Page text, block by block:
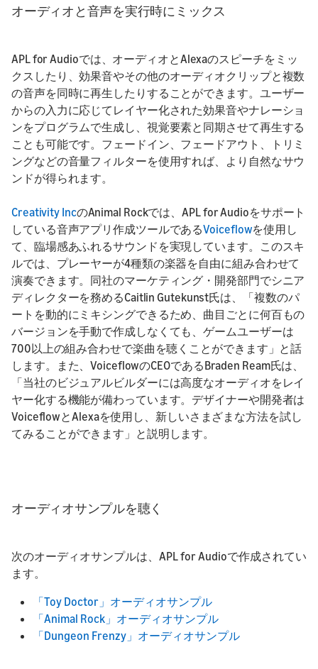
オーディオと音声を実行時にミックス
APL for Audioでは、オーディオとAlexaのスピーチをミッ
クスしたり、効果音やその他のオーディオクリップと複数
の音声を同時に再生したりすることができます。ユーザー
からの入力に応じてレイヤー化された効果音やナレーショ
ンをプログラムで生成し、視覚要素と同期させて再生する
ことも可能です。フェードイン、フェードアウト、トリミ
ングなどの音量フィルターを使用すれば、より自然なサウ
ンドが得られます。
Creativity IncのAnimal Rockでは、APL for Audioをサポート
している音声アプリ作成ツールであるVoiceflowを使用し
て、臨場感あふれるサウンドを実現しています。このスキ
ルでは、プレーヤーが4種類の楽器を自由に組み合わせて
演奏できます。同社のマーケティング・開発部門でシニア
ディレクターを務めるCaitlin Gutekunst氏は、「複数のパ
ートを動的にミキシングできるため、曲目ごとに何百もの
バージョンを手動で作成しなくても、ゲームユーザーは
700以上の組み合わせで楽曲を聴くことができます」と話
します。また、VoiceflowのCEOであるBraden Ream氏は、
「当社のビジュアルビルダーには高度なオーディオをレイ
ヤー化する機能が備わっています。デザイナーや開発者は
VoiceflowとAlexaを使用し、新しいさまざまな方法を試し
てみることができます」と説明します。
オーディオサンプルを聴く
次のオーディオサンプルは、APL for Audioで作成されてい
ます。
「Toy Doctor」オーディオサンプル
「Animal Rock」オーディオサンプル
「Dungeon Frenzy」オーディオサンプル